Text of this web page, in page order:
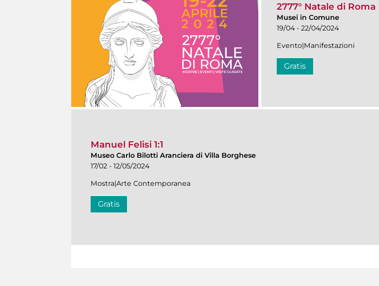
2777° Natale di Roma
Musei in Comune
19/04 - 22/04/2024
Evento|Manifestazioni
Gratis
Manuel Felisi 1:1
Museo Carlo Bilotti Aranciera di Villa Borghese
17/02 - 12/05/2024
Mostra|Arte Contemporanea
Gratis